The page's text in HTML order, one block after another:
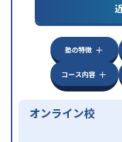
特徴
中高一
学習
科目から
塾の特徴
コース内容
オンライン校